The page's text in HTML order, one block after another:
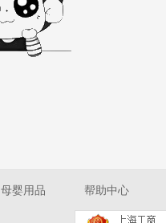
母婴用品 帮助中心